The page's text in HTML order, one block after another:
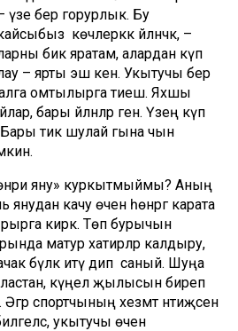
– үзе бер горурлык. Бу
көчлерәккә әйләнәчәк, –
бик яратам, алардан күп
– ярты эш кенә. Укытучы бер
омтылырга тиеш. Яхшы
бары әйләнәләр генә. Үзеңә күп
Бары тик шулай гына чын
яну» куркытмыймы? Аның
качу өчен һөнәргә карата
кирәк. Төп бурычын
матур хатирәләр калдыру,
бүләк итү дип саный. Шуңа
күңел җылысын биреп
спортчының хезмәт нәтиҗәсен
укытучы өчен